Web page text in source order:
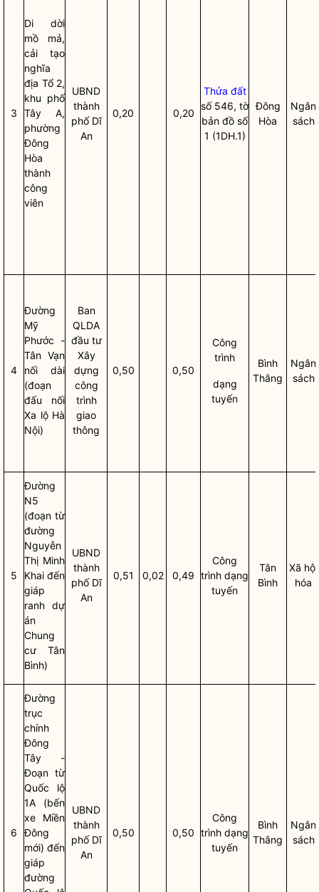
3
Di dời
mồ mả,
cải tạo
nghĩa
địa Tổ 2,
khu phố
Tây A,
phường
Đông
Hòa
thành
công
viên
UBND
thành
phố Dĩ
An
0,20 0,20
Thửa đất
số 546, tờ
bản đồ số
1 (1DH.1)
Đông
Hòa
Ngân
sách
4
Đường
Mỹ
Phước -
Tân Vạn
nối dài
(đoạn
đấu nối
Xa lộ Hà
Nội)
Ban
QLDA
đầu tư
Xây
dựng
công
trình
giao
thông
0,50 0,50
Công
trình
dạng
tuyến
Bình
Thắng
Ngân
sách
5
Đường
N5
(đoạn từ
đường
Nguyễn
Thị Minh
Khai đến
giáp
ranh dự
án
Chung
cư Tân
Bình)
UBND
thành
phố Dĩ
An
0,51 0,02 0,49
Công
trình dạng
tuyến
Tân
Bình
Xã hội
hóa
6
Đường
trục
chính
Đông
Tây -
Đoạn từ
Quốc lộ
1A (bến
xe Miền
Đông
mới) đến
giáp
đường
UBND
thành
phố Dĩ
An
0,50 0,50
Công
trình dạng
tuyến
Bình
Thắng
Ngân
sách